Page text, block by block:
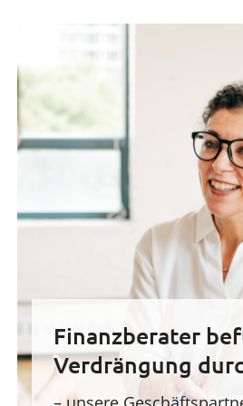
Finanzberater
Verdrängung